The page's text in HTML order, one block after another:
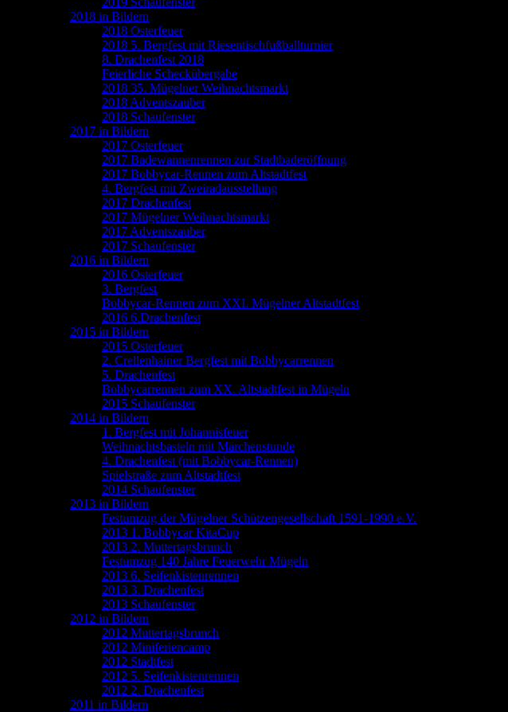
2018 in Bildern
2018 Osterfeuer
2018 5. Bergfest mit Riesentischfußballturnier
8. Drachenfest 2018
Feierliche Scheckübergabe
2018 35. Mügelner Weihnachtsmarkt
2018 Adventszauber
2018 Schaufenster
2017 in Bildern
2017 Osterfeuer
2017 Badewannenrennen zur Stadtbaderöffnung
2017 Bobbycar-Rennen zum Altstadtfest
4. Bergfest mit Zweiradausstellung
2017 Drachenfest
2017 Mügelner Weihnachtsmarkt
2017 Adventszauber
2017 Schaufenster
2016 in Bildern
2016 Osterfeuer
3. Bergfest
Bobbycar-Rennen zum XXI. Mügelner Altstadtfest
2016 6.Drachenfest
2015 in Bildern
2015 Osterfeuer
2. Crellenhainer Bergfest mit Bobbycarrennen
5. Drachenfest
Bobbycarrennen zum XX. Altstadtfest in Mügeln
2015 Schaufenster
2014 in Bildern
1. Bergfest mit Johannisfeuer
Weihnachtsbasteln mit Märchenstunde
4. Drachenfest (mit Bobbycar-Rennen)
Spielstraße zum Altstadtfest
2014 Schaufenster
2013 in Bildern
Festumzug der Mügelner Schützengesellschaft 1591-1990 e.V.
2013 1. Bobbycar KitaCup
2013 2. Muttertagsbrunch
Festumzug 140 Jahre Feuerwehr Mügeln
2013 6. Seifenkistenrennen
2013 3. Drachenfest
2013 Schaufenster
2012 in Bildern
2012 Muttertagsbrunch
2012 Miniferiencamp
2012 Stadtfest
2012 5. Seifenkistenrennen
2012 2. Drachenfest
2011 in Bildern